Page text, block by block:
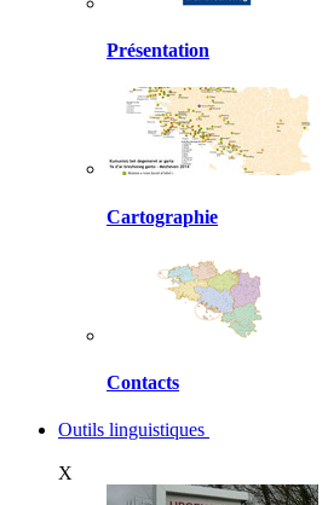
Présentation
Cartographie
Contacts
Outils linguistiques
X